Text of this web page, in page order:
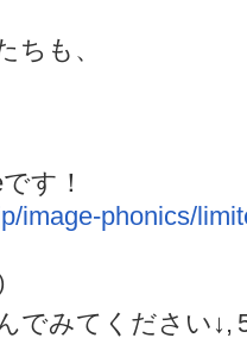
ちも、
す！
image-phonics/
でみてください↓ ,